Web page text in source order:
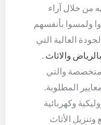
من خلال آراء
ولمسوا بأنفسهم
العالية التي
والاثاث .
والتي
المطلوبة.
وكهربائية
الأثاث